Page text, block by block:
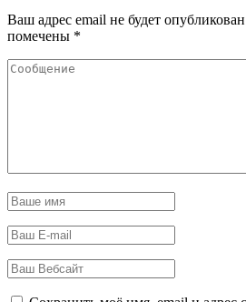
Ваш адрес email не будет
помечены *